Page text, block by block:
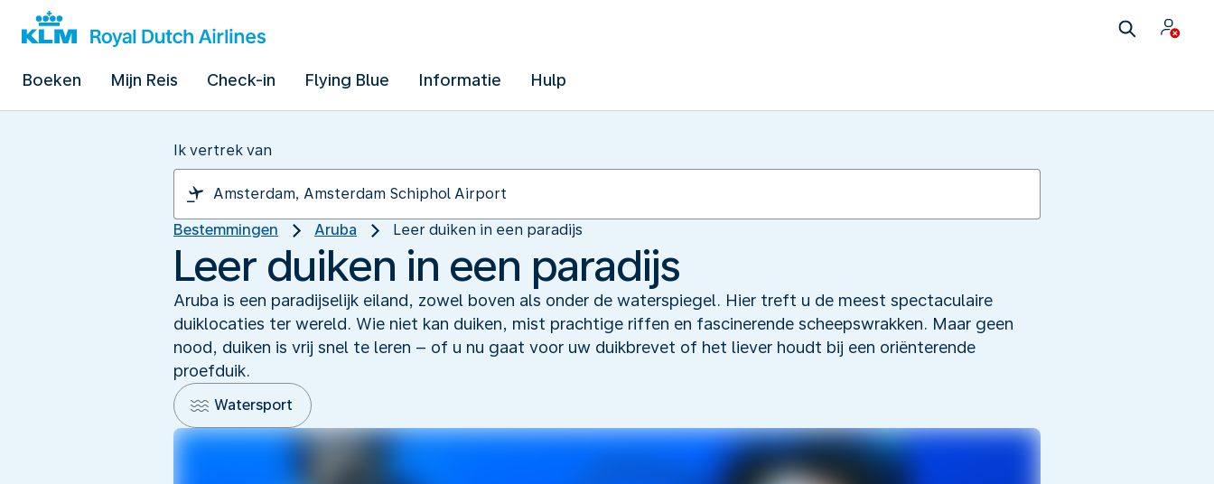
Boeken Mijn Reis Check-in Flying Blue Informatie Hulp
Ik vertrek van
Bestemmingen Aruba Leer duiken in een paradijs
Leer duiken in een paradijs
Aruba is een paradijselijk eiland, zowel boven als onder de waterspiegel. Hier treft u de meest spectaculaire
duiklocaties ter wereld. Wie niet kan duiken, mist prachtige riffen en fascinerende scheepswrakken. Maar geen
nood, duiken is vrij snel te leren – of u nu gaat voor uw duikbrevet of het liever houdt bij een oriënterende
proefduik.
Watersport